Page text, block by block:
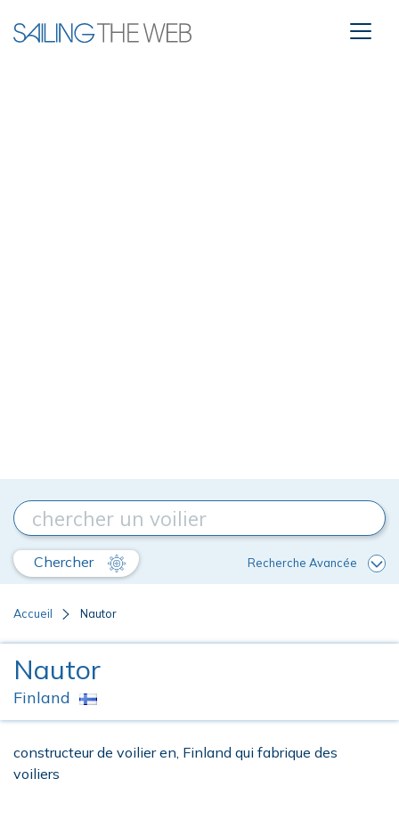
Chercher Recherche Avancée
Accueil Nautor
Nautor
Finland
constructeur de voilier en, Finland qui fabrique des
voiliers